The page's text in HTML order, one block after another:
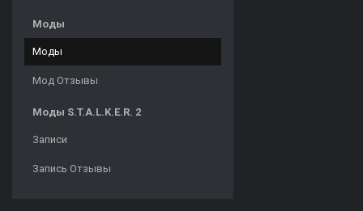
Моды
Моды
Мод Отзывы
Моды S.T.A.L.K.E.R. 2
Записи
Запись Отзывы